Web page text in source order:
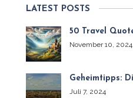
LATEST POSTS
50 Travel
November 10, 2024
Geheimtipps:
Juli 7, 2024